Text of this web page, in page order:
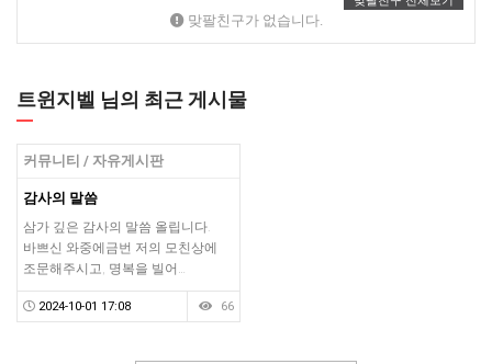
맞팔친구가 없습니다.
트윈지벨 님의 최근 게시물
커뮤니티 / 자유게시판
감사의 말씀
삼가 깊은 감사의 말씀 올립니다.
바쁘신 와중에금번 저의 모친상에
조문해주시고, 명복을 빌어…
2024-10-01 17:08 66